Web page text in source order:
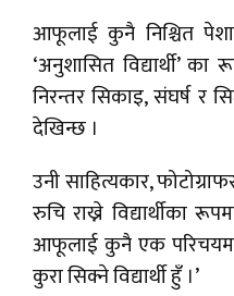
आफूलाई कुनै निश्चित
‘अनुशासित विद्यार्थी’
निरन्तर सिकाइ, संघर्ष र
देखिन्छ ।
उनी साहित्यकार,
रुचि राख्ने विद्यार्थीका
आफूलाई कुनै एक परिचयमा
कुरा सिक्ने विद्यार्थी हुँ ।’